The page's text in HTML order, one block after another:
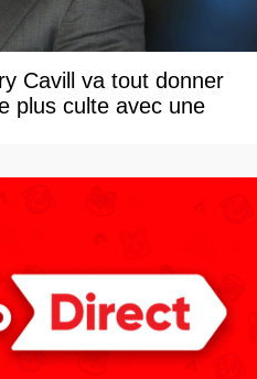
Cavill va tout donner
plus culte avec une